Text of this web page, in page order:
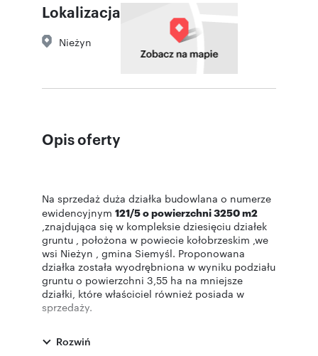
Lokalizacja
Nieżyn
Opis oferty
Na sprzedaż duża działka budowlana o numerze
ewidencyjnym 121/5 o powierzchni 3250 m2
,znajdująca się w kompleksie dziesięciu działek
gruntu , położona w powiecie kołobrzeskim ,we
wsi Nieżyn , gmina Siemyśl. Proponowana
działka została wyodrębniona w wyniku podziału
gruntu o powierzchni 3,55 ha na mniejsze
działki, które właściciel również posiada w
sprzedaży.
dostępem do drogi publicznej. W sąsiedztwie
Rozwiń